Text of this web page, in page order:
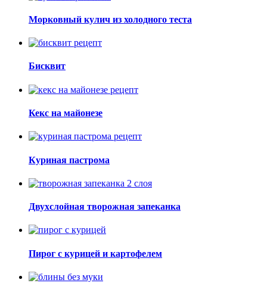
Морковный кулич из холодного теста
Бисквит
Кекс на майонезе
Куриная пастрома
Двухслойная творожная запеканка
Пирог с курицей и картофелем